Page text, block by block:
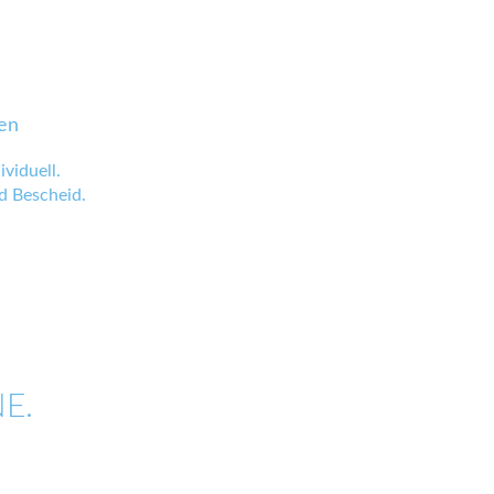
Bescheid.